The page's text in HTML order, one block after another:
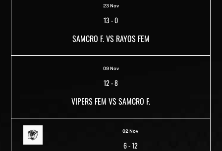
23 Nov
13-0
SAMCRO F. VS RAYOS FEM
09 Nov
12-8
VIPERS FEM VS SAMCRO F.
02 Nov
6-12